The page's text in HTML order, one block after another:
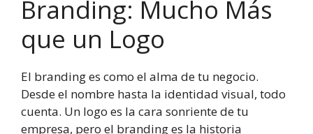
Branding: Mucho Más
que un Logo
El branding es como el alma de tu negocio.
Desde el nombre hasta la identidad visual, todo
cuenta. Un logo es la cara sonriente de tu
empresa, pero el branding es la historia